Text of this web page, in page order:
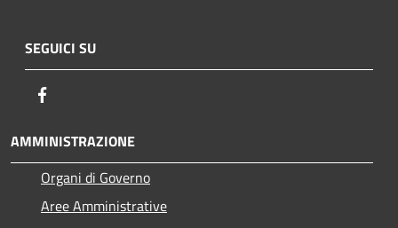
SEGUICI SU
AMMINISTRAZIONE
Organi di Governo
Aree Amministrative